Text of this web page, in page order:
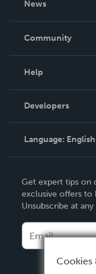
News
In The News
Community
Podcast
Help
Order Lookup
Knowledge Base
Contact Support
Developers
Language: English
Deutsch
Français
Español
Get expert tips on
exclusive offers to
Unsubscribe at
Cookies